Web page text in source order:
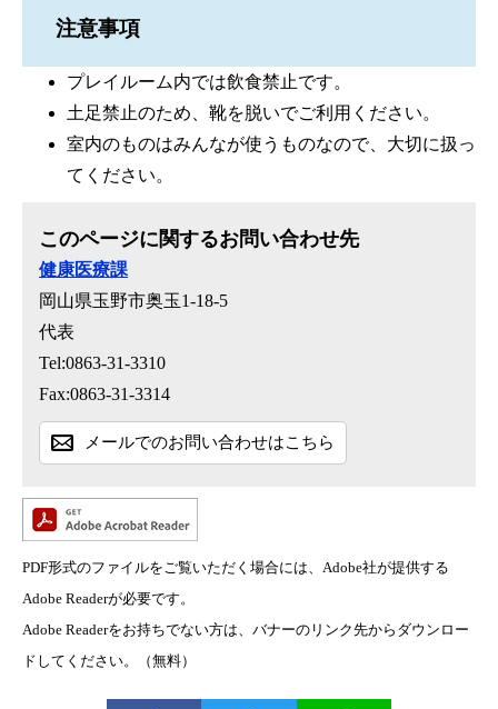
注意事項
プレイルーム内では飲食禁止です。
土足禁止のため、靴を脱いでご利用ください。
室内のものはみんなが使うものなので、大切に扱っ
てください。
このページに関するお問い合わせ先
健康医療課
岡山県玉野市奥玉1-18-5
代表
Tel:0863-31-3310
Fax:0863-31-3314
メールでのお問い合わせはこちら
PDF形式のファイルをご覧いただく場合には、Adobe社が提供する
Adobe Readerが必要です。
Adobe Readerをお持ちでない方は、バナーのリンク先からダウンロー
ドしてください。（無料）